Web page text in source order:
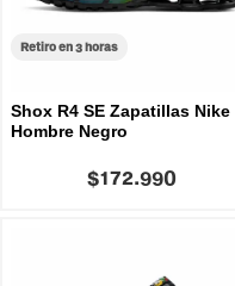
Retiro en 3 horas
Shox R4 SE Zapatillas Nike
Hombre Negro
$172.990